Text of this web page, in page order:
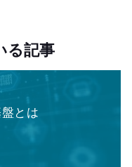
る記事
とは